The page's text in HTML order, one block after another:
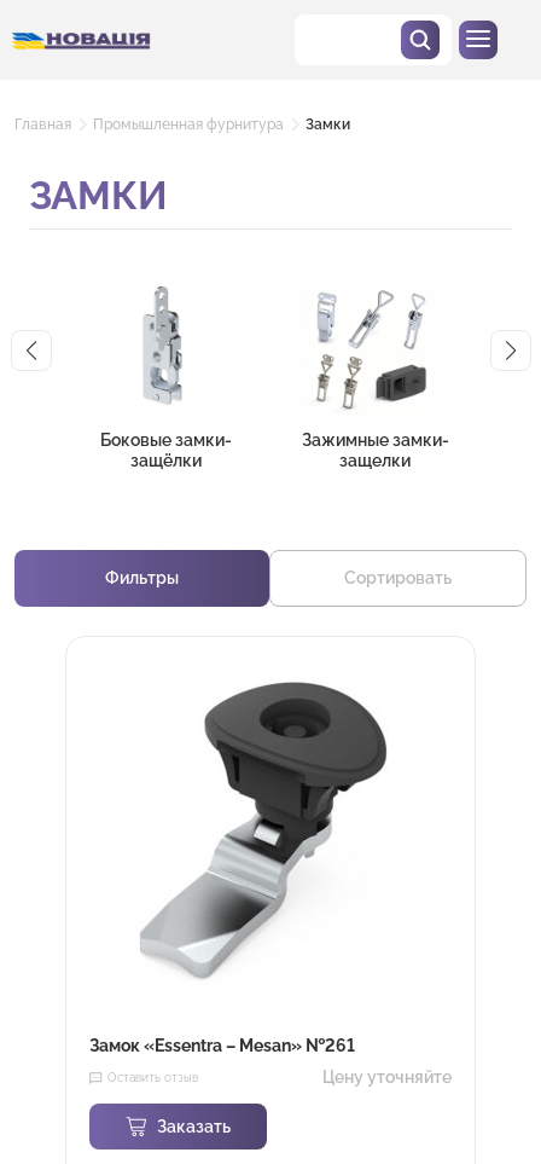
Главная Промышленная фурнитура Замки
ЗАМКИ
Боковые замки-
защёлки
Зажимные замки-
защелки
Фильтры Сортировать
Замок «Essentra – Mesan» №261
Оставить отзыв Цену уточняйте
Заказать